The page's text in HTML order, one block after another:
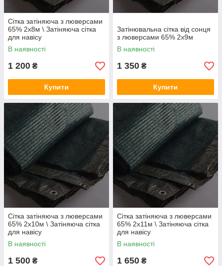
Сітка затіняюча з люверсами
65% 2х8м \ Затіняюча сітка
для навісу
В наявності
1 200 ₴
Купити
Затінювальна сітка від сонця
з люверсами 65% 2х9м
В наявності
1 350 ₴
Купити
Сітка затіняюча з люверсами
65% 2х10м \ Затіняюча сітка
для навісу
В наявності
1 500 ₴
Сітка затіняюча з люверсами
65% 2х11м \ Затіняюча сітка
для навісу
В наявності
1 650 ₴